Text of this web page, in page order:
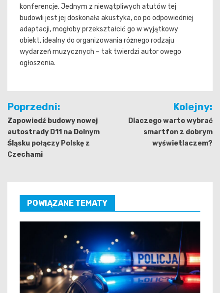
konferencje. Jednym z niewątpliwych atutów tej
budowli jest jej doskonała akustyka, co po odpowiedniej
adaptacji, mogłoby przekształcić go w wyjątkowy
obiekt, idealny do organizowania różnego rodzaju
wydarzeń muzycznych – tak twierdzi autor owego
ogłoszenia.
Nawigacja
wpisu
Poprzedni:
Zapowiedź budowy nowej
autostrady D11 na Dolnym
Śląsku połączy Polskę z
Czechami
Kolejny:
Dlaczego warto wybrać
smartfon z dobrym
wyświetlaczem?
POWIĄZANE TEMATY